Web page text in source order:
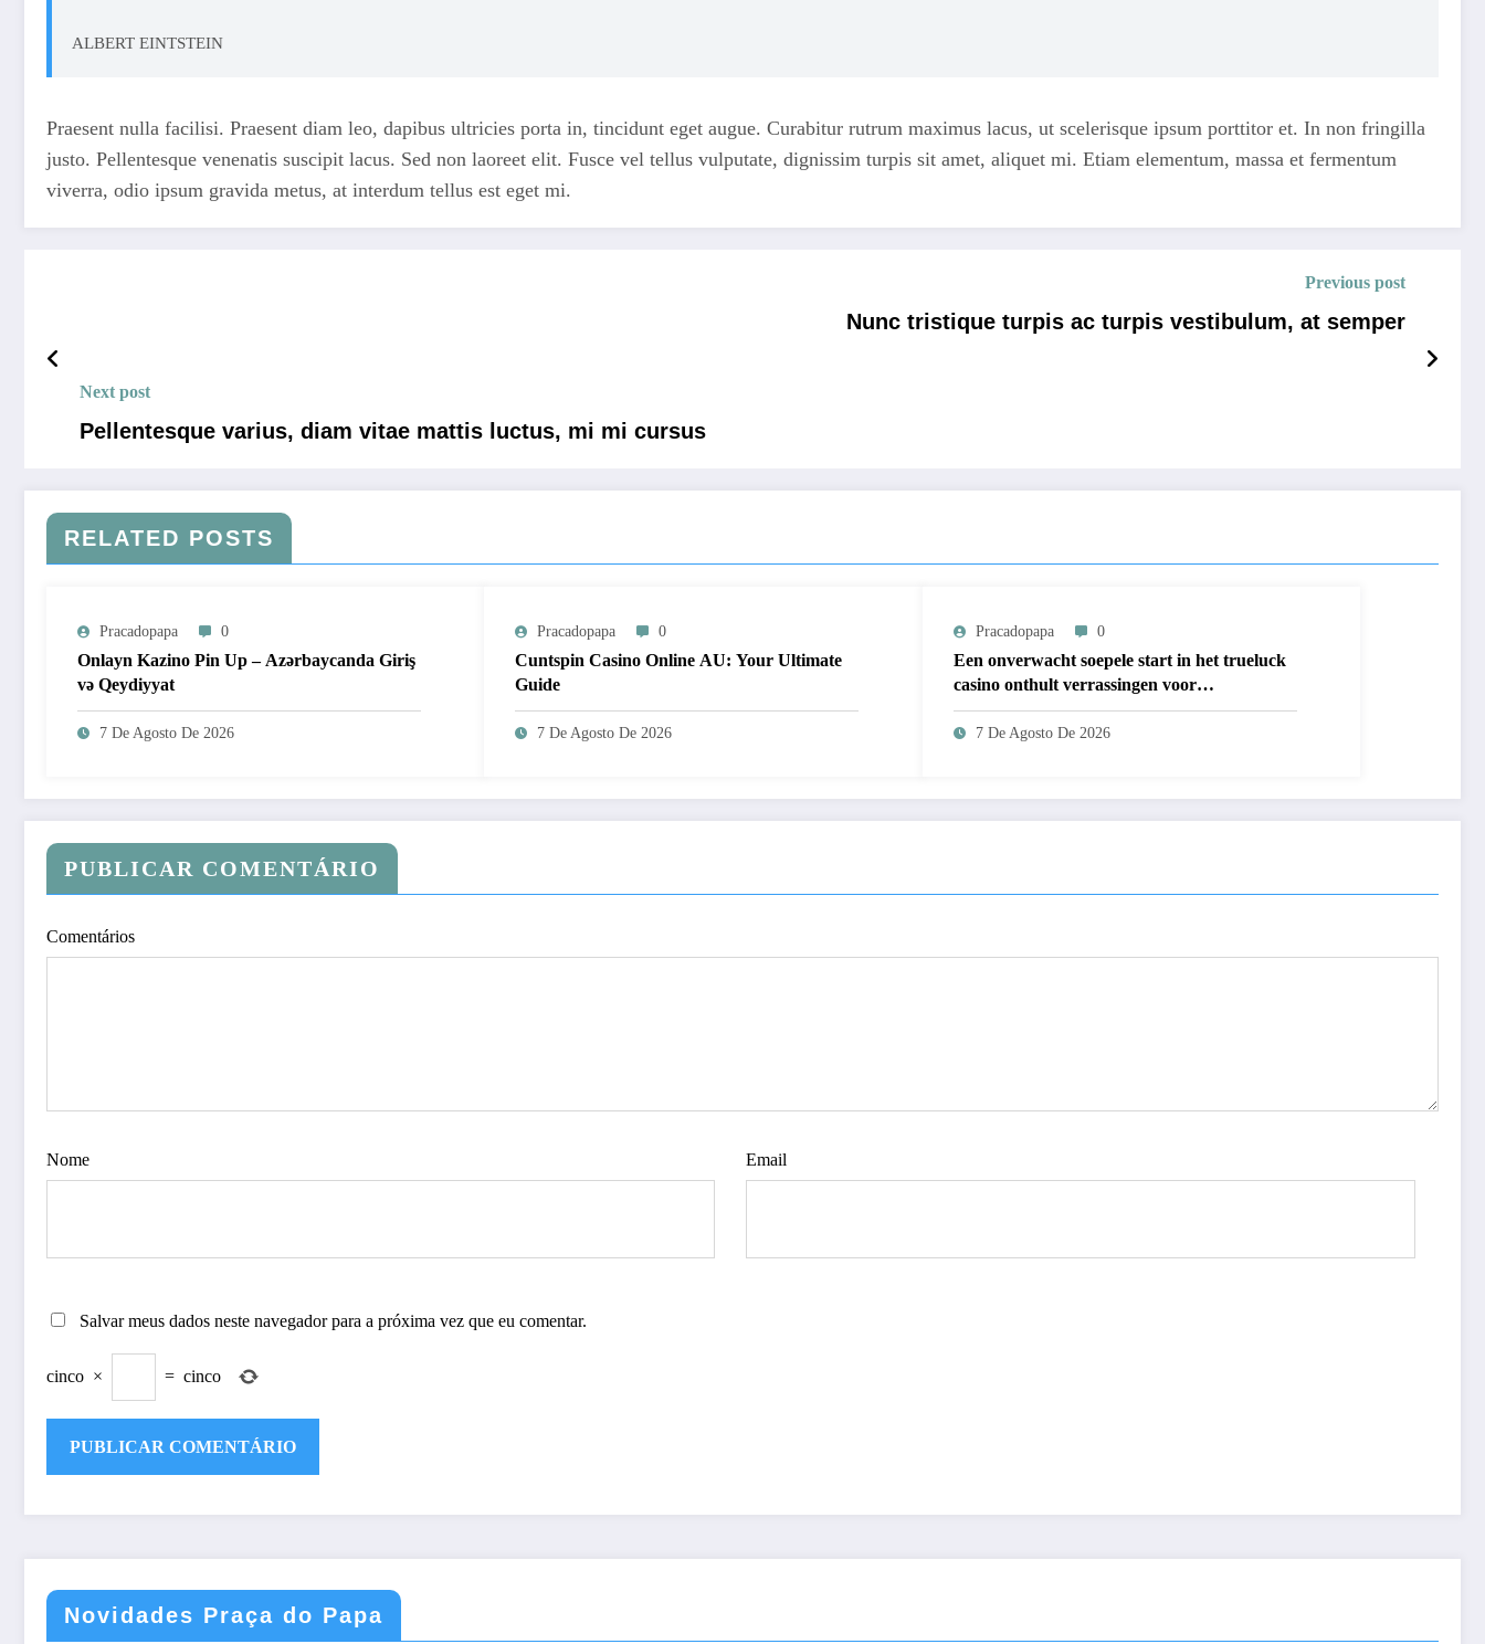
ALBERT EINTSTEIN
Praesent nulla facilisi. Praesent diam leo, dapibus ultricies porta in, tincidunt eget augue. Curabitur rutrum maximus lacus, ut scelerisque ipsum porttitor et. In non fringilla
justo. Pellentesque venenatis suscipit lacus. Sed non laoreet elit. Fusce vel tellus vulputate, dignissim turpis sit amet, aliquet mi. Etiam elementum, massa et fermentum
viverra, odio ipsum gravida metus, at interdum tellus est eget mi.
Previous post
Nunc tristique turpis ac turpis vestibulum, at semper
Next post
Pellentesque varius, diam vitae mattis luctus, mi mi cursus
RELATED POSTS
Pracadopapa 0
Onlayn Kazino Pin Up – Azərbaycanda Giriş
və Qeydiyyat
7 De Agosto De 2026
Pracadopapa 0
Cuntspin Casino Online AU: Your Ultimate
Guide
7 De Agosto De 2026
Pracadopapa 0
Een onverwacht soepele start in het trueluck
casino onthult verrassingen voor
nieuwkomers
7 De Agosto De 2026
PUBLICAR COMENTÁRIO
Comentários
Nome Email
Salvar meus dados neste navegador para a próxima vez que eu comentar.
cinco × = cinco
Novidades Praça do Papa